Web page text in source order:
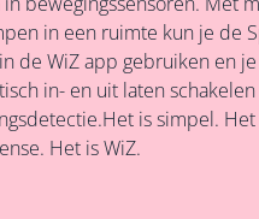
in een ruimte kun je de
de WiZ app gebruiken en
in- en uit laten
is simpel. Het
Het is WiZ.